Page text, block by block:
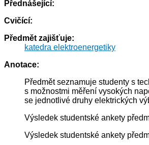
Přednášející:
Cvičící:
Předmět zajišťuje:
katedra elektroenergetiky
Anotace:
Předmět seznamuje studenty s
s možnostmi měření vysokých
se jednotlivé druhy elektrických
Výsledek studentské ankety
Výsledek studentské ankety